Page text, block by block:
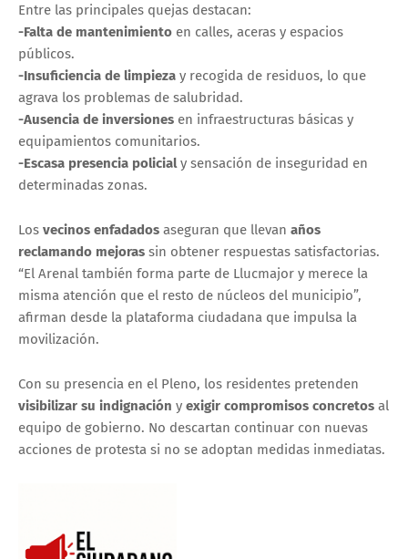
Entre las principales quejas destacan:
-Falta de mantenimiento en calles, aceras y espacios
públicos.
-Insuficiencia de limpieza y recogida de residuos, lo que
agrava los problemas de salubridad.
-Ausencia de inversiones en infraestructuras básicas y
equipamientos comunitarios.
-Escasa presencia policialy sensación de inseguridad en
determinadas zonas.
Los vecinos enfadados aseguran que llevan años
reclamando mejoras sin obtener respuestas satisfactorias.
“El Arenal también forma parte de Llucmajor y merece la
misma atención que el resto de núcleos del municipio”,
afirman desde la plataforma ciudadana que impulsa la
movilización.
Con su presencia en el Pleno, los residentes pretenden
visibilizar su indignación y exigir compromisos concretos al
equipo de gobierno. No descartan continuar con nuevas
acciones de protesta si no se adoptan medidas inmediatas.